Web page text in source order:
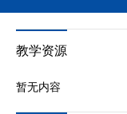
教学资源
暂无内容